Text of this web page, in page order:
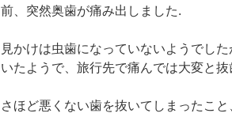
前、突然奥歯が痛み出しました.
見かけは虫歯になっていないようでし
いたようで、旅行先で痛んでは大変と
さほど悪くない歯を抜いてしまったこ